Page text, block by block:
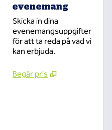
evenemang
Skicka in dina
evenemangsuppgifter
för att ta reda på vad vi
kan erbjuda.
Begär pris